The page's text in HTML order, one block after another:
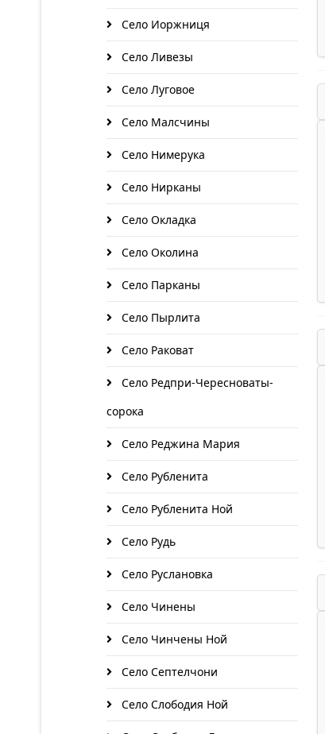
Село Иоржниця
Село Ливезы
Село Луговое
Село Малсчины
Село Нимерука
Село Нирканы
Село Окладка
Село Околина
Село Парканы
Село Пырлита
Село Раковат
Село Редпри-Чересноваты-
сорока
Село Реджина Мария
Село Рубленита
Село Рубленита Ной
Село Рудь
Село Руслановка
Село Чинены
Село Чинчены Ной
Село Септелчони
Село Слободия Ной